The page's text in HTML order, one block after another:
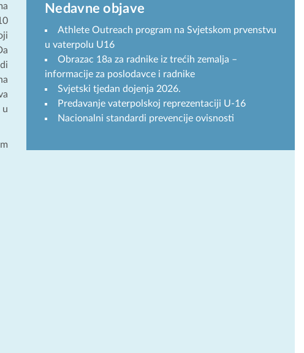
u
Nedavne objave
Athlete Outreach program na Svjetskom prvenstvu
u vaterpolu U16
Obrazac 18a za radnike iz trećih zemalja –
informacije za poslodavce i radnike
Svjetski tjedan dojenja 2026.
Predavanje vaterpolskoj reprezentaciji U-16
Nacionalni standardi prevencije ovisnosti